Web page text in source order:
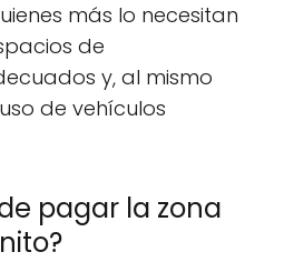
más lo necesitan
de
y, al mismo
de vehículos
pagar la zona